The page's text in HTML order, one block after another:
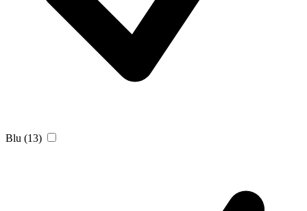
Blu (13)